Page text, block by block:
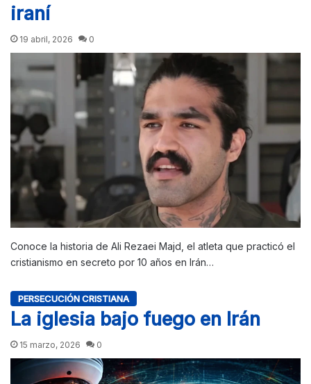
iraní
19 abril, 2026 0
Conoce la historia de Ali Rezaei Majd, el atleta que practicó el
cristianismo en secreto por 10 años en Irán…
PERSECUCIÓN CRISTIANA
La iglesia bajo fuego en Irán
15 marzo, 2026 0